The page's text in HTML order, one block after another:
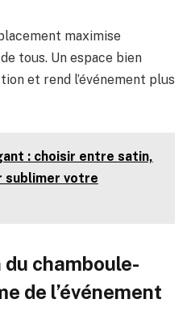
maximise
tous. Un espace bien
et rend l’événement plus
: choisir entre satin,
votre
chamboule-
de l’événement